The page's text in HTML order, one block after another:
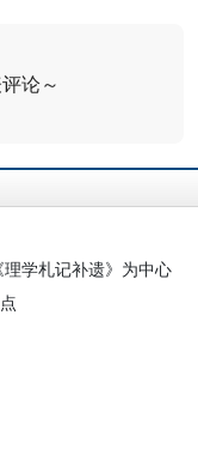
论～
学札记补遗》为中心